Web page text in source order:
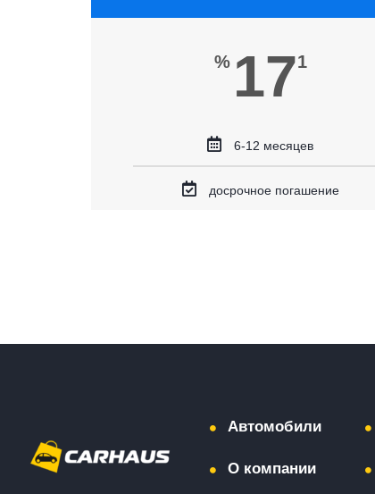
% 171
6-12 месяцев
досрочное погашение
Автомобили
О компании